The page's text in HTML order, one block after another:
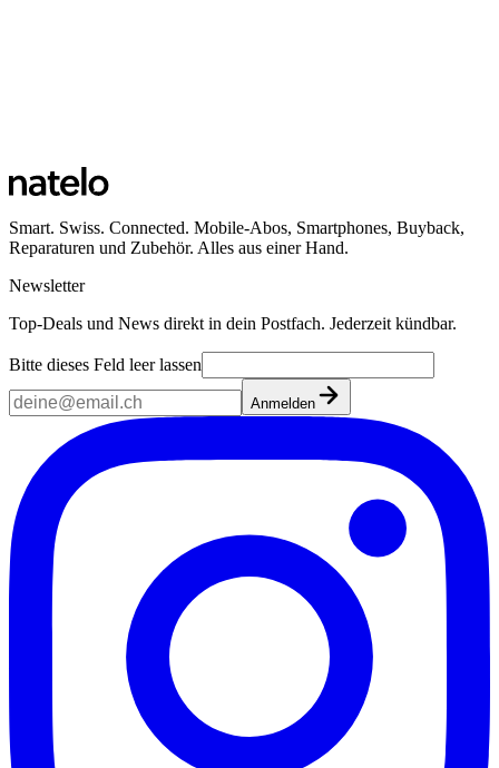
Smart. Swiss. Connected. Mobile-Abos, Smartphones, Buyback,
Reparaturen und Zubehör. Alles aus einer Hand.
Newsletter
Top-Deals und News direkt in dein Postfach. Jederzeit kündbar.
Bitte dieses Feld leer lassen
Anmelden